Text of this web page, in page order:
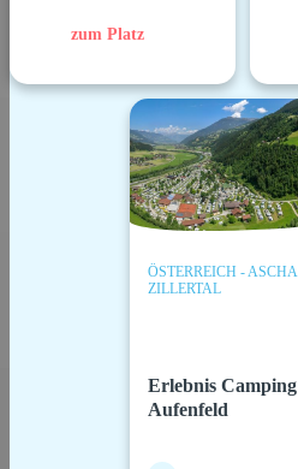
zum Platz
ÖSTERREICH -
ZILLERTAL
Erlebnis Camping
Aufenfeld